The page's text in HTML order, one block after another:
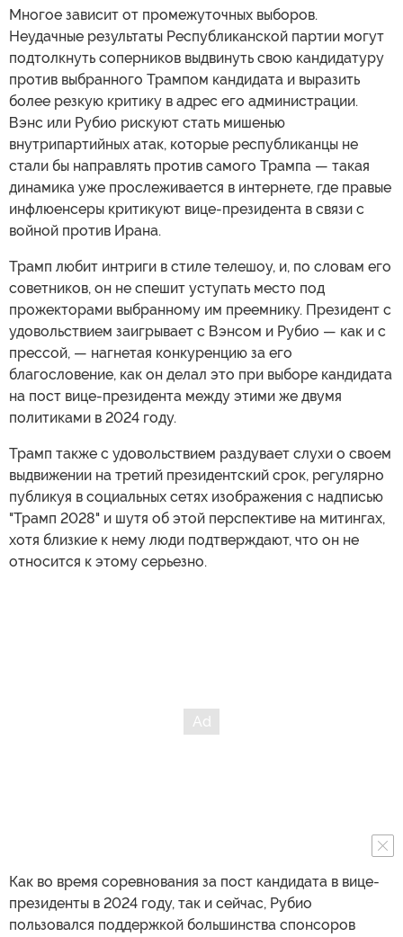
Многое зависит от промежуточных выборов.
Неудачные результаты Республиканской партии могут
подтолкнуть соперников выдвинуть свою кандидатуру
против выбранного Трампом кандидата и выразить
более резкую критику в адрес его администрации.
Вэнс или Рубио рискуют стать мишенью
внутрипартийных атак, которые республиканцы не
стали бы направлять против самого Трампа — такая
динамика уже прослеживается в интернете, где правые
инфлюенсеры критикуют вице-президента в связи с
войной против Ирана.
Трамп любит интриги в стиле телешоу, и, по словам его
советников, он не спешит уступать место под
прожекторами выбранному им преемнику. Президент с
удовольствием заигрывает с Вэнсом и Рубио — как и с
прессой, — нагнетая конкуренцию за его
благословение, как он делал это при выборе кандидата
на пост вице-президента между этими же двумя
политиками в 2024 году.
Трамп также с удовольствием раздувает слухи о своем
выдвижении на третий президентский срок, регулярно
публикуя в социальных сетях изображения с надписью
"Трамп 2028" и шутя об этой перспективе на митингах,
хотя близкие к нему люди подтверждают, что он не
относится к этому серьезно.
Как во время соревнования за пост кандидата в вице-
президенты в 2024 году, так и сейчас, Рубио
пользовался поддержкой большинства спонсоров